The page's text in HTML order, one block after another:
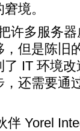
境。
许多服务
，但是陈旧
IT 环境
还需要通
伴 Yorel